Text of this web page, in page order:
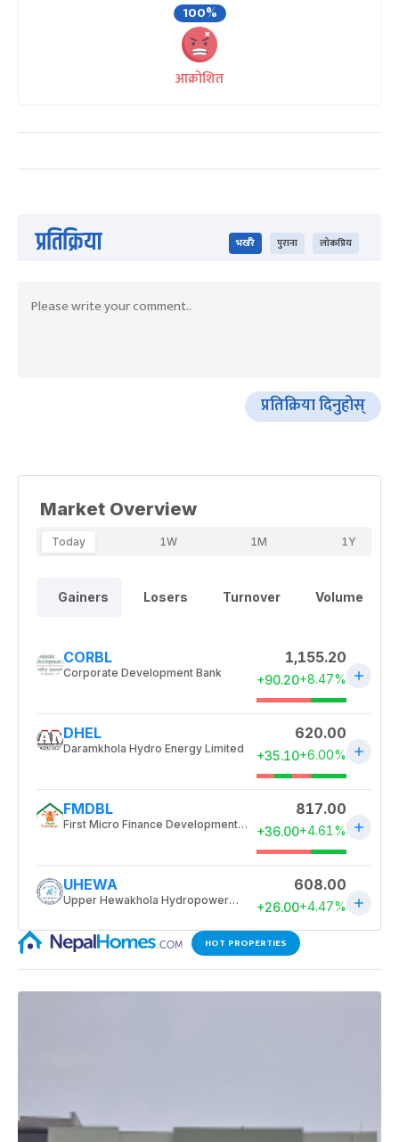
100%
आक्रोशित
प्रतिक्रिया भर्खरै पुराना लोकप्रिय
प्रतिक्रिया दिनुहोस्
HOT PROPERTIES